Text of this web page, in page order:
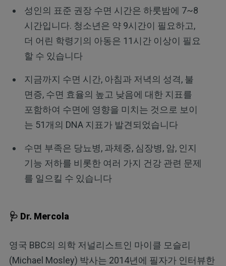
성인의 표준 권장 수면 시간은 하룻밤에 7~8
시간입니다. 청소년은 약 9시간이 필요하고,
더 어린 학령기의 아동은 11시간 이상이 필요
할 수 있습니다
지금까지 수면 시간, 아침과 저녁의 성격, 불
면증, 수면 효율의 높고 낮음에 대한 지표를
포함하여 수면에 영향을 미치는 것으로 보이
는 51개의 DNA 지표가 발견되었습니다
수면 부족은 당뇨병, 과체중, 심장병, 암, 인지
기능 저하를 비롯한 여러 가지 건강 관련 문제
를 일으킬 수 있습니다
🩺 Dr. Mercola
영국 BBC의 의학 저널리스트인 마이클 모슬리
(Michael Mosley) 박사는 2014년에 필자가 인터뷰한